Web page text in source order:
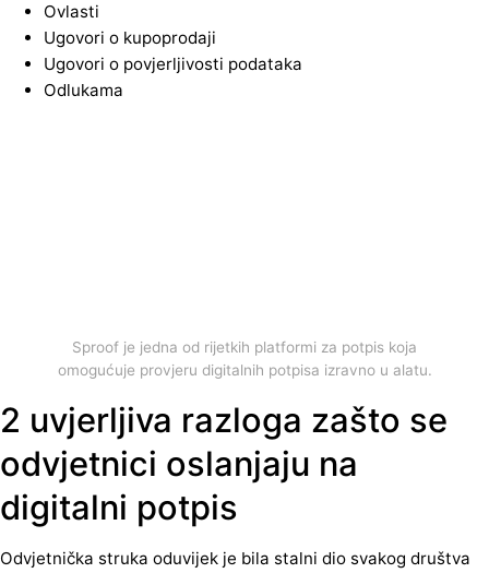
Ovlasti
Ugovori o kupoprodaji
Ugovori o povjerljivosti podataka
Odlukama
Sproof je jedna od rijetkih platformi za potpis koja
omogućuje provjeru digitalnih potpisa izravno u alatu.
2 uvjerljiva razloga zašto se
odvjetnici oslanjaju na
digitalni potpis
Odvjetnička struka oduvijek je bila stalni dio svakog društva